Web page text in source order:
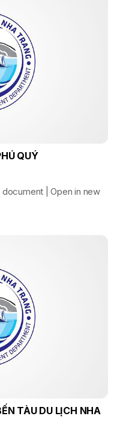
QUÝ
| Open in new
TÀU DU LỊCH NHA